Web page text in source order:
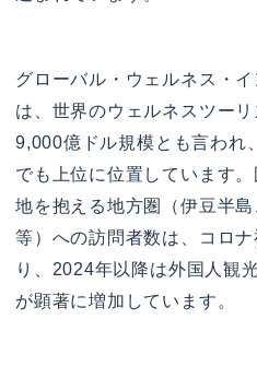
グローバル・ウェルネス・
は、世界のウェルネスツー
9,000億ドル規模とも言われ
でも上位に位置しています
地を抱える地方圏（伊豆半
等）への訪問者数は、コロ
り、2024年以降は外国人観
が顕著に増加しています。